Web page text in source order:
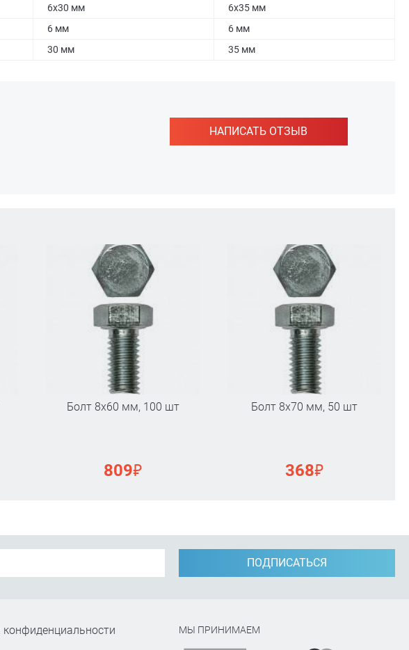
6х30 мм
6х35 мм
6 мм
6 мм
30 мм 35 мм
НАПИСАТЬ ОТЗЫВ
Болт 8х60 мм, 100 шт
809₽
Болт 8х70 мм, 50 шт
368₽
ПОДПИСАТЬСЯ
конфиденциальности МЫ ПРИНИМАЕМ